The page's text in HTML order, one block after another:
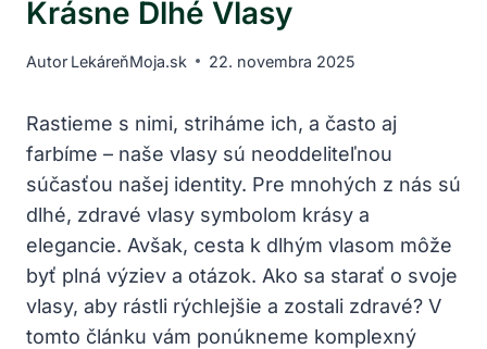
Krásne Dlhé Vlasy
Autor LekáreňMoja.sk 22. novembra 2025
Rastieme s nimi, striháme ich, a často aj‌
farbíme – naše vlasy sú neoddeliteľnou
súčasťou našej identity. Pre mnohých z nás⁣ sú
dlhé, zdravé vlasy symbolom krásy a
elegancie. Avšak, cesta ⁣k dlhým ​vlasom ⁢môže
byť plná výziev⁤ a otázok. Ako sa starať o svoje
vlasy,​ aby rástli ‌rýchlejšie a zostali zdravé? V
tomto článku vám‍ ponúkneme komplexný